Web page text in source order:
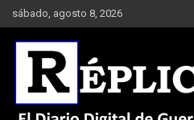
Saltar
al
contenido
sábado, agosto 8, 2026